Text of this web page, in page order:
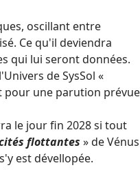
oscillant entre
Ce qu'il deviendra
qui lui seront données.
de SysSol «
pour une parution prévue
le jour fin 2028 si tout
flottantes » de Vénus
est dévellopée.